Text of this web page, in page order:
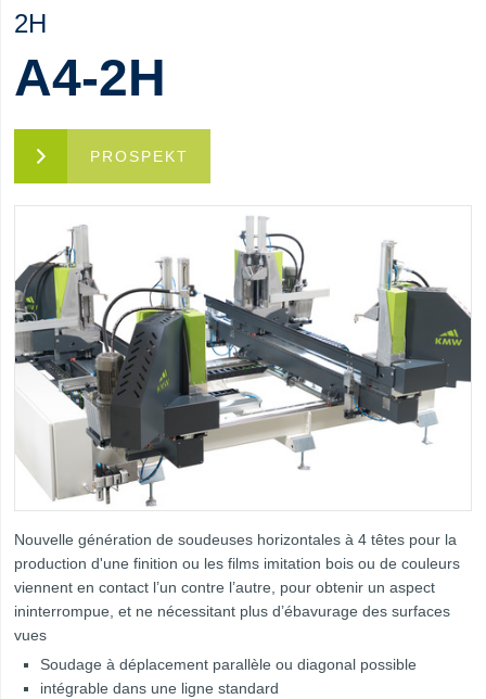
2H
A4-2H
PROSPEKT
Nouvelle génération de soudeuses horizontales à 4 têtes pour la
production d'une finition ou les films imitation bois ou de couleurs
viennent en contact l’un contre l’autre, pour obtenir un aspect
ininterrompue, et ne nécessitant plus d’ébavurage des surfaces
vues
Soudage à déplacement parallèle ou diagonal possible
intégrable dans une ligne standard